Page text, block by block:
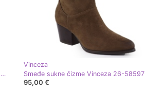
Ženske kožne čizme Crne Vinceza 26-66823
Vinceza
Smeđe sukne čizme Vinceza 26-58597
95,00 €